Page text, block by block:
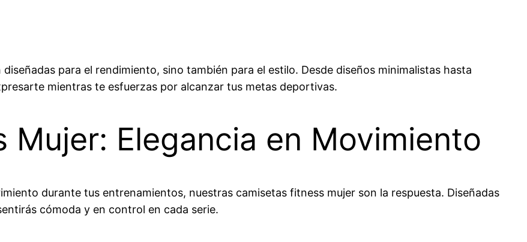
para el rendimiento, sino también para el estilo. Desde diseños minimalistas hasta
mientras te esfuerzas por alcanzar tus metas deportivas.
Mujer: Elegancia en Movimiento
durante tus entrenamientos, nuestras camisetas fitness mujer son la respuesta. Diseñadas
cómoda y en control en cada serie.